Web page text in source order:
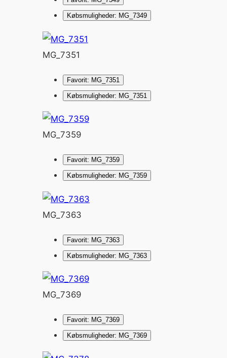
Købsmuligheder: MG_7349
MG_7351
Favorit: MG_7351
Købsmuligheder: MG_7351
MG_7359
Favorit: MG_7359
Købsmuligheder: MG_7359
MG_7363
Favorit: MG_7363
Købsmuligheder: MG_7363
MG_7369
Favorit: MG_7369
Købsmuligheder: MG_7369